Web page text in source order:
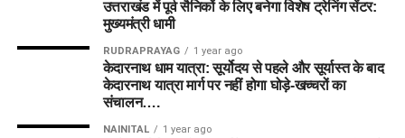
उत्तराखंड में पूर्व सैनिकों के लिए बनेगा विशेष ट्रेनिंग सेंटर:
मुख्यमंत्री धामी
RUDRAPRAYAG 1 year ago
केदारनाथ धाम यात्रा: सूर्योदय से पहले और सूर्यास्त के बाद
केदारनाथ यात्रा मार्ग पर नहीं होगा घोड़े-खच्चरों का
संचालन….
NAINITAL 1 year ago